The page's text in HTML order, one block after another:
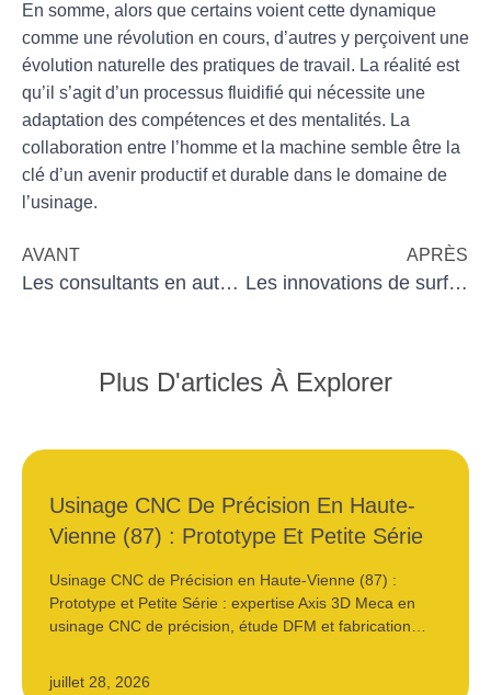
En somme, alors que certains voient cette dynamique
comme une révolution en cours, d’autres y perçoivent une
évolution naturelle des pratiques de travail. La réalité est
qu’il s’agit d’un processus fluidifié qui nécessite une
adaptation des compétences et des mentalités. La
collaboration entre l’homme et la machine semble être la
clé d’un avenir productif et durable dans le domaine de
l’usinage.
AVANT
Les consultants en automatisation : un choix stratégique pour les TPE
APRÈS
Les innovations de surface dans l’usinage
Plus D'articles À Explorer
Usinage CNC De Précision En Haute-
Vienne (87) : Prototype Et Petite Série
Usinage CNC de Précision en Haute-Vienne (87) :
Prototype et Petite Série : expertise Axis 3D Meca en
usinage CNC de précision, étude DFM et fabrication…
juillet 28, 2026